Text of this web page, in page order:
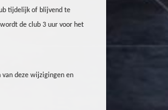
tijdelijk of blijvend te
de club 3 uur voor het
deze wijzigingen en